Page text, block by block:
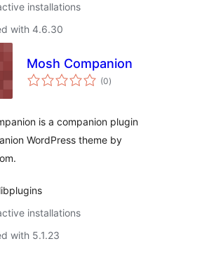
installations
with 4.6.30
Mosh Companion
(0total
ratings
)
is a companion plugin
WordPress theme by
installations
with 5.1.23